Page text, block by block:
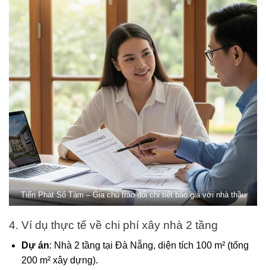
Tiến Phát Số Tám – Gia chủ trao đổi chi tiết báo giá với nhà thầu
4. Ví dụ thực tế về chi phí xây nhà 2 tầng
Dự án: Nhà 2 tầng tại Đà Nẵng, diện tích 100 m² (tổng
200 m² xây dựng).